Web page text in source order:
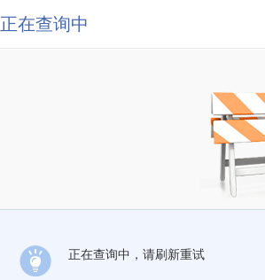
正在查询中
正在查询中，请刷新重试